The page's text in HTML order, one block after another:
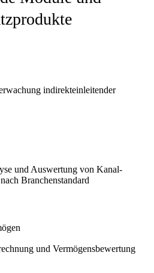
indirekteinleitender
und Auswertung von Kanal-
Branchenstandard
und Vermögensbewertung